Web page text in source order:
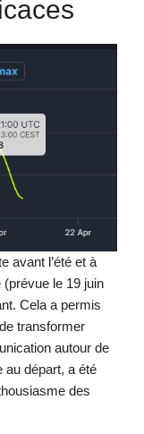
avant l’été et à
le 19 juin
Cela a permis
transformer
autour de
au départ, a été
des